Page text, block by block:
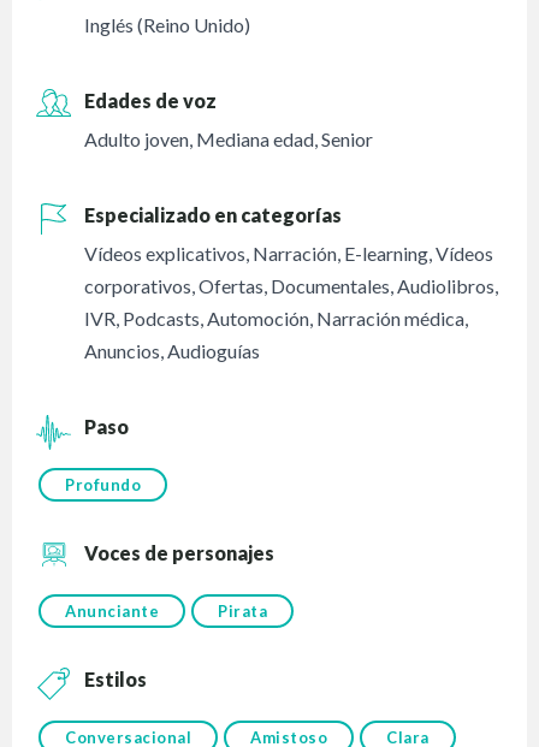
Inglés (Reino Unido)
Edades de voz
Adulto joven, Mediana edad,Senior
Especializado en categorías
Vídeos explicativos, Narración, E-learning,Vídeos
corporativos,Ofertas, Documentales,Audiolibros,
IVR, Podcasts,Automoción, Narración médica,
Anuncios,Audioguías
Paso
Profundo
Voces de personajes
Anunciante Pirata
Estilos
Conversacional Amistoso Clara